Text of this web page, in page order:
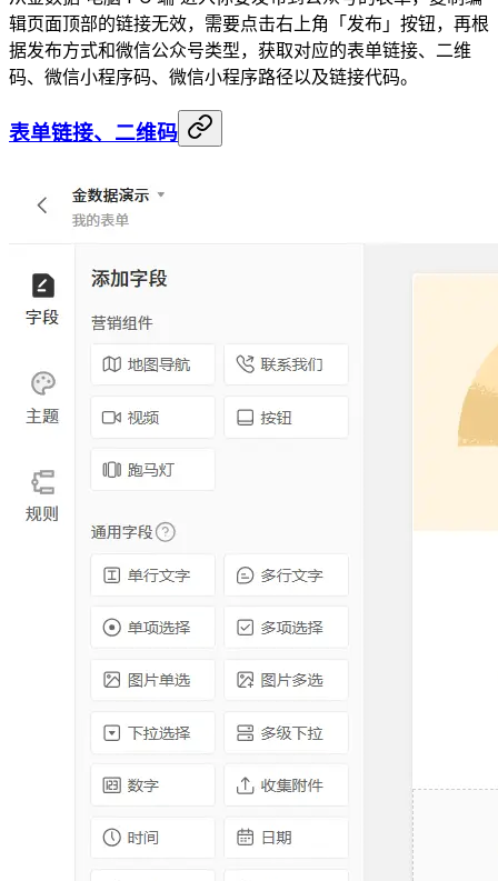
辑页面顶部的链接无效，需要点击右上角「发布」按钮，再根
据发布方式和微信公众号类型，获取对应的表单链接、二维
码、微信小程序码、微信小程序路径以及链接代码。
表单链接、二维码